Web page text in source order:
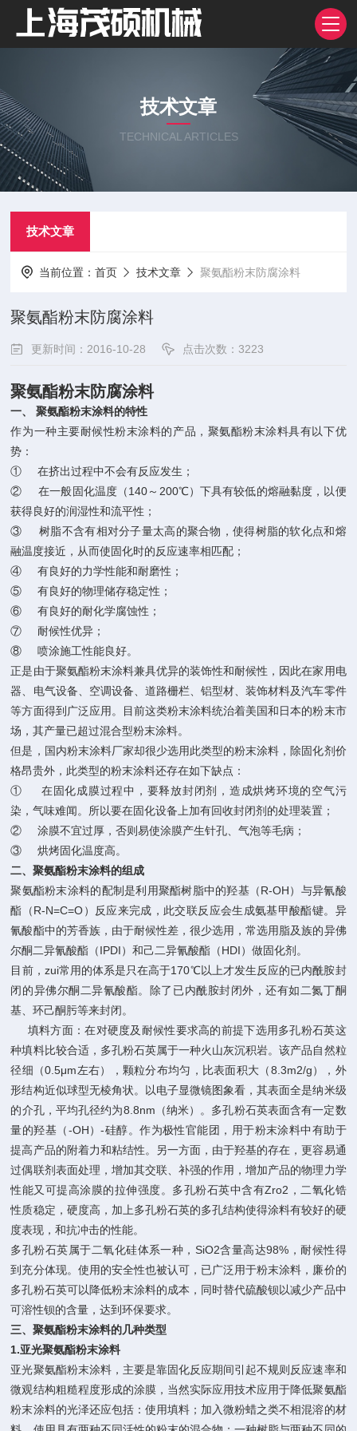
技术文章
TECHNICAL ARTICLES
技术文章
当前位置：首页 技术文章 聚氨酯粉末防腐涂料
聚氨酯粉末防腐涂料
更新时间：2016-10-28 点击次数：3223
聚氨酯粉末防腐涂料
一、聚氨酯粉末涂料的特性
作为一种主要耐候性粉末涂料的产品，聚氨酯粉末涂料具有以下优
势：
① 在挤出过程中不会有反应发生；
② 在一般固化温度（140～200℃）下具有较低的熔融黏度，以便
获得良好的润湿性和流平性；
③ 树脂不含有相对分子量太高的聚合物，使得树脂的软化点和熔
融温度接近，从而使固化时的反应速率相匹配；
④ 有良好的力学性能和耐磨性；
⑤ 有良好的物理储存稳定性；
⑥ 有良好的耐化学腐蚀性；
⑦ 耐候性优异；
⑧ 喷涂施工性能良好。
正是由于聚氨酯粉末涂料兼具优异的装饰性和耐候性，因此在家用电
器、电气设备、空调设备、道路栅栏、铝型材、装饰材料及汽车零件
等方面得到广泛应用。目前这类粉末涂料统治着美国和日本的粉末市
场，其产量已超过混合型粉末涂料。
但是，国内粉末涂料厂家却很少选用此类型的粉末涂料，除固化剂价
格昂贵外，此类型的粉末涂料还存在如下缺点：
① 在固化成膜过程中，要释放封闭剂，造成烘烤环境的空气污
染，气味难闻。所以要在固化设备上加有回收封闭剂的处理装置；
② 涂膜不宜过厚，否则易使涂膜产生针孔、气泡等毛病；
③ 烘烤固化温度高。
二、聚氨酯粉末涂料的组成
聚氨酯粉末涂料的配制是利用聚酯树脂中的羟基（R-OH）与异氰酸
酯（R-N=C=O）反应来完成，此交联反应会生成氨基甲酸酯键。异
氰酸酯中的芳香族，由于耐候性差，很少选用，常选用脂及族的异佛
尔酮二异氰酸酯（IPDI）和己二异氰酸酯（HDI）做固化剂。
目前，zui常用的体系是只在高于170℃以上才发生反应的已内酰胺封
闭的异佛尔酮二异氰酸酯。除了已内酰胺封闭外，还有如二氮丁酮
基、环己酮肟等来封闭。
填料方面：在对硬度及耐候性要求高的前提下选用多孔粉石英这
种填料比较合适，多孔粉石英属于一种火山灰沉积岩。该产品自然粒
径细（0.5μm左右），颗粒分布均匀，比表面积大（8.3m2/g），外
形结构近似球型无棱角状。以电子显微镜图象看，其表面全是纳米级
的介孔，平均孔径约为8.8nm（纳米）。多孔粉石英表面含有一定数
量的羟基（-OH）-硅醇。作为极性官能团，用于粉末涂料中有助于
提高产品的附着力和粘结性。另一方面，由于羟基的存在，更容易通
过偶联剂表面处理，增加其交联、补强的作用，增加产品的物理力学
性能又可提高涂膜的拉伸强度。多孔粉石英中含有Zro2，二氧化锆
性质稳定，硬度高，加上多孔粉石英的多孔结构使得涂料有较好的硬
度表现，和抗冲击的性能。
多孔粉石英属于二氧化硅体系一种，SiO2含量高达98%，耐候性得
到充分体现。使用的安全性也被认可，已广泛用于粉末涂料，廉价的
多孔粉石英可以降低粉末涂料的成本，同时替代硫酸钡以减少产品中
可溶性钡的含量，达到环保要求。
三、聚氨酯粉末涂料的几种类型
1.亚光聚氨酯粉末涂料
亚光聚氨酯粉末涂料，主要是靠固化反应期间引起不规则反应速率和
微观结构粗糙程度形成的涂膜，当然实际应用技术应用于降低聚氨酯
粉末涂料的光泽还应包括：使用填料；加入微粉蜡之类不相混溶的材